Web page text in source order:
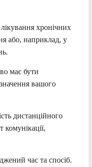
хронічних
або, наприклад, у
має бути
вашого
дистанційного
час та спосіб.